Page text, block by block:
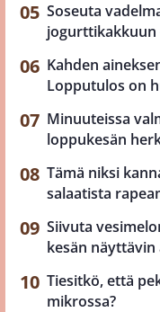
Soseuta
jogurttikakkuun
Kahden
Lopputulos on
Minuuteissa
loppukesän
Tämä niksi
salaatista
Siivuta
kesän näyttävin
Tiesitkö, että
mikrossa?